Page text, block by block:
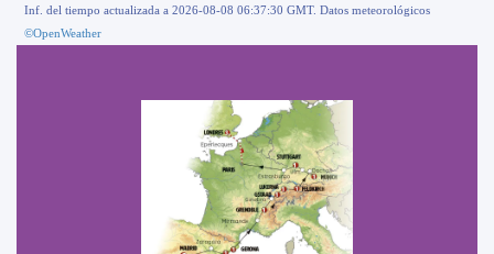
Inf. del tiempo actualizada a 2026-08-08 06:37:30 GMT. Datos meteorológicos
©OpenWeather